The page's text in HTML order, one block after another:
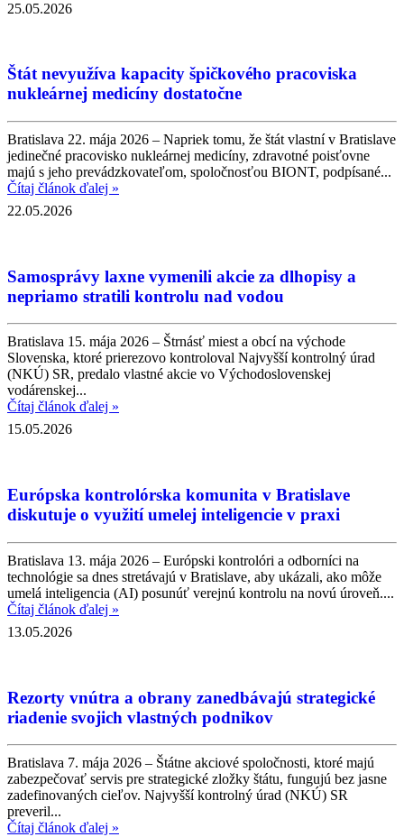
25.05.2026
Štát nevyužíva kapacity špičkového pracoviska
nukleárnej medicíny dostatočne
Bratislava 22. mája 2026 – Napriek tomu, že štát vlastní v Bratislave
jedinečné pracovisko nukleárnej medicíny, zdravotné poisťovne
majú s jeho prevádzkovateľom, spoločnosťou BIONT, podpísané...
Čítaj článok ďalej »
22.05.2026
Samosprávy laxne vymenili akcie za dlhopisy a
nepriamo stratili kontrolu nad vodou
Bratislava 15. mája 2026 – Štrnásť miest a obcí na východe
Slovenska, ktoré prierezovo kontroloval Najvyšší kontrolný úrad
(NKÚ) SR, predalo vlastné akcie vo Východoslovenskej
vodárenskej...
Čítaj článok ďalej »
15.05.2026
Európska kontrolórska komunita v Bratislave
diskutuje o využití umelej inteligencie v praxi
Bratislava 13. mája 2026 – Európski kontrolóri a odborníci na
technológie sa dnes stretávajú v Bratislave, aby ukázali, ako môže
umelá inteligencia (AI) posunúť verejnú kontrolu na novú úroveň....
Čítaj článok ďalej »
13.05.2026
Rezorty vnútra a obrany zanedbávajú strategické
riadenie svojich vlastných podnikov
Bratislava 7. mája 2026 – Štátne akciové spoločnosti, ktoré majú
zabezpečovať servis pre strategické zložky štátu, fungujú bez jasne
zadefinovaných cieľov. Najvyšší kontrolný úrad (NKÚ) SR
preveril...
Čítaj článok ďalej »